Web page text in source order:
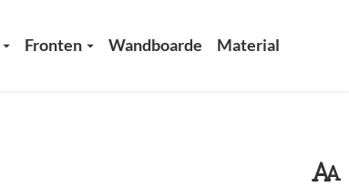
Fronten Wandboarde Material